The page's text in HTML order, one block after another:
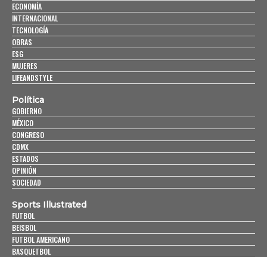
ECONOMÍA
INTERNACIONAL
TECNOLOGÍA
OBRAS
ESG
MUJERES
LIFEANDSTYLE
Política
GOBIERNO
MÉXICO
CONGRESO
CDMX
ESTADOS
OPINIÓN
SOCIEDAD
Sports Illustrated
FUTBOL
BEISBOL
FUTBOL AMERICANO
BASQUETBOL